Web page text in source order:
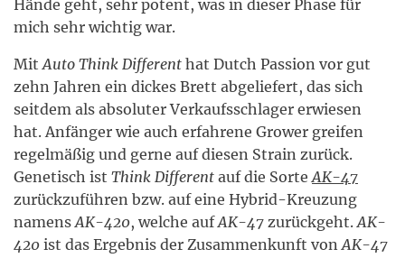
Hände geht, sehr potent, was in dieser Phase für
mich sehr wichtig war.
MitAuto Think Different hat Dutch Passion vor gut
zehn Jahren ein dickes Brett abgeliefert, das sich
seitdem als absoluter Verkaufsschlager erwiesen
hat. Anfänger wie auch erfahrene Grower greifen
regelmäßig und gerne auf diesen Strain zurück.
Genetisch ist Think Different auf die SorteAK-47
zurückzuführen bzw. auf eine Hybrid-Kreuzung
namensAK-420, welche aufAK-47 zurückgeht.AK-
420 ist das Ergebnis der Zusammenkunft vonAK-47